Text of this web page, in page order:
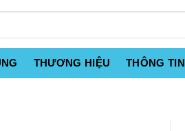
THƯƠNG HIỆU THÔNG TIN